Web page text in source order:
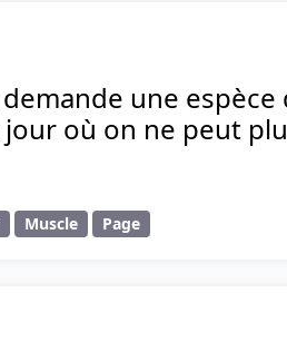
une
où on ne peut
Muscle Page